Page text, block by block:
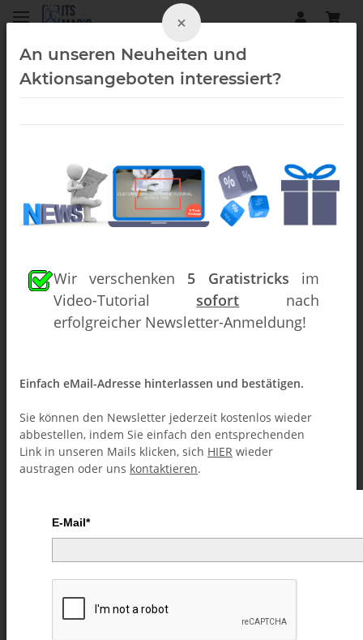
Close-Up (Downloads)
DeCova - video DOWNLOAD
×
An unseren Neuheiten und
Aktionsangeboten interessiert?
Wir verschenken 5 Gratistricks im
Video-Tutorial sofort nach
erfolgreicher Newsletter-Anmeldung!
Einfach eMail-Adresse hinterlassen und bestätigen.
Sie können den Newsletter jederzeit kostenlos wieder
abbestellen, indem Sie einfach den entsprechenden
Link in unseren Mails klicken, sich HIER wieder
austragen oder uns kontaktieren.
E-Mail*